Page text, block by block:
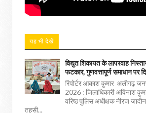
यह भी देखें
विद्युत शिकायत के लापरवाह
फटकार, गुणवत्तापूर्ण समाधान पर
रिपोर्टर आकाश कुमार अलीगढ़
2026 : जिलाधिकारी अविनाश
वरिष्ठ पुलिस अधीक्षक नीरज
तहसी...